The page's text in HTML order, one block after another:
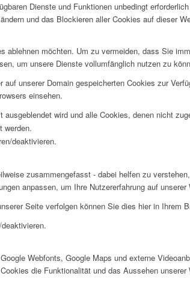
Dienste und Funktionen unbedingt
und das Blockieren aller Cookies auf dieser
ablehnen möchten. Um zu vermeiden, dass Sie
um unsere Dienste vollumfänglich nutzen zu
unserer Domain gespeicherten Cookies zur
einsehen.
wird und alle Cookies, denen nicht
werden.
deaktivieren.
zusammengefasst - dabei helfen zu
anpassen, um Ihre Nutzererfahrung auf
Seite verfolgen können Sie dies hier in Ihrem
Webfonts, Google Maps und externe
die Funktionalität und das Aussehen